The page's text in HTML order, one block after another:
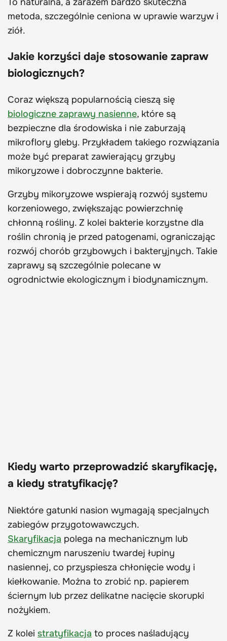
metoda, szczególnie ceniona w uprawie warzyw i
ziół.
Jakie korzyści daje stosowanie zapraw
biologicznych?
Coraz większą popularnością cieszą się
biologiczne zaprawy nasienne, które są
bezpieczne dla środowiska i nie zaburzają
mikroflory gleby. Przykładem takiego rozwiązania
może być preparat zawierający grzyby
mikoryzowe i dobroczynne bakterie.
Grzyby mikoryzowe wspierają rozwój systemu
korzeniowego, zwiększając powierzchnię
chłonną rośliny. Z kolei bakterie korzystne dla
roślin chronią je przed patogenami, ograniczając
rozwój chorób grzybowych i bakteryjnych. Takie
zaprawy są szczególnie polecane w
ogrodnictwie ekologicznym i biodynamicznym.
Kiedy warto przeprowadzić skaryfikację,
a kiedy stratyfikację?
Niektóre gatunki nasion wymagają specjalnych
zabiegów przygotowawczych.
Skaryfikacja polega na mechanicznym lub
chemicznym naruszeniu twardej łupiny
nasiennej, co przyspiesza chłonięcie wody i
kiełkowanie. Można to zrobić np. papierem
ściernym lub przez delikatne nacięcie skorupki
nożykiem.
Z kolei stratyfikacja to proces naśladujący